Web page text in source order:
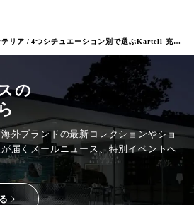
リア 4つシチュエーション別で選ぶKartell 充電式照明
の
外ブランドの最新コレクションやショ
届くメールニュース、特別イベントへ